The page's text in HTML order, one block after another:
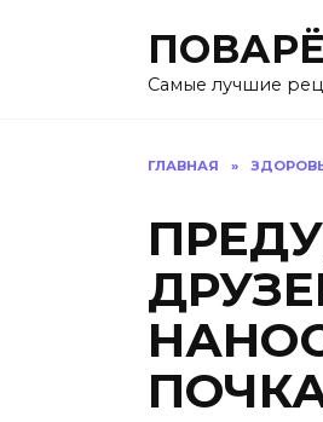
Самые лучшие
ГЛАВНАЯ »